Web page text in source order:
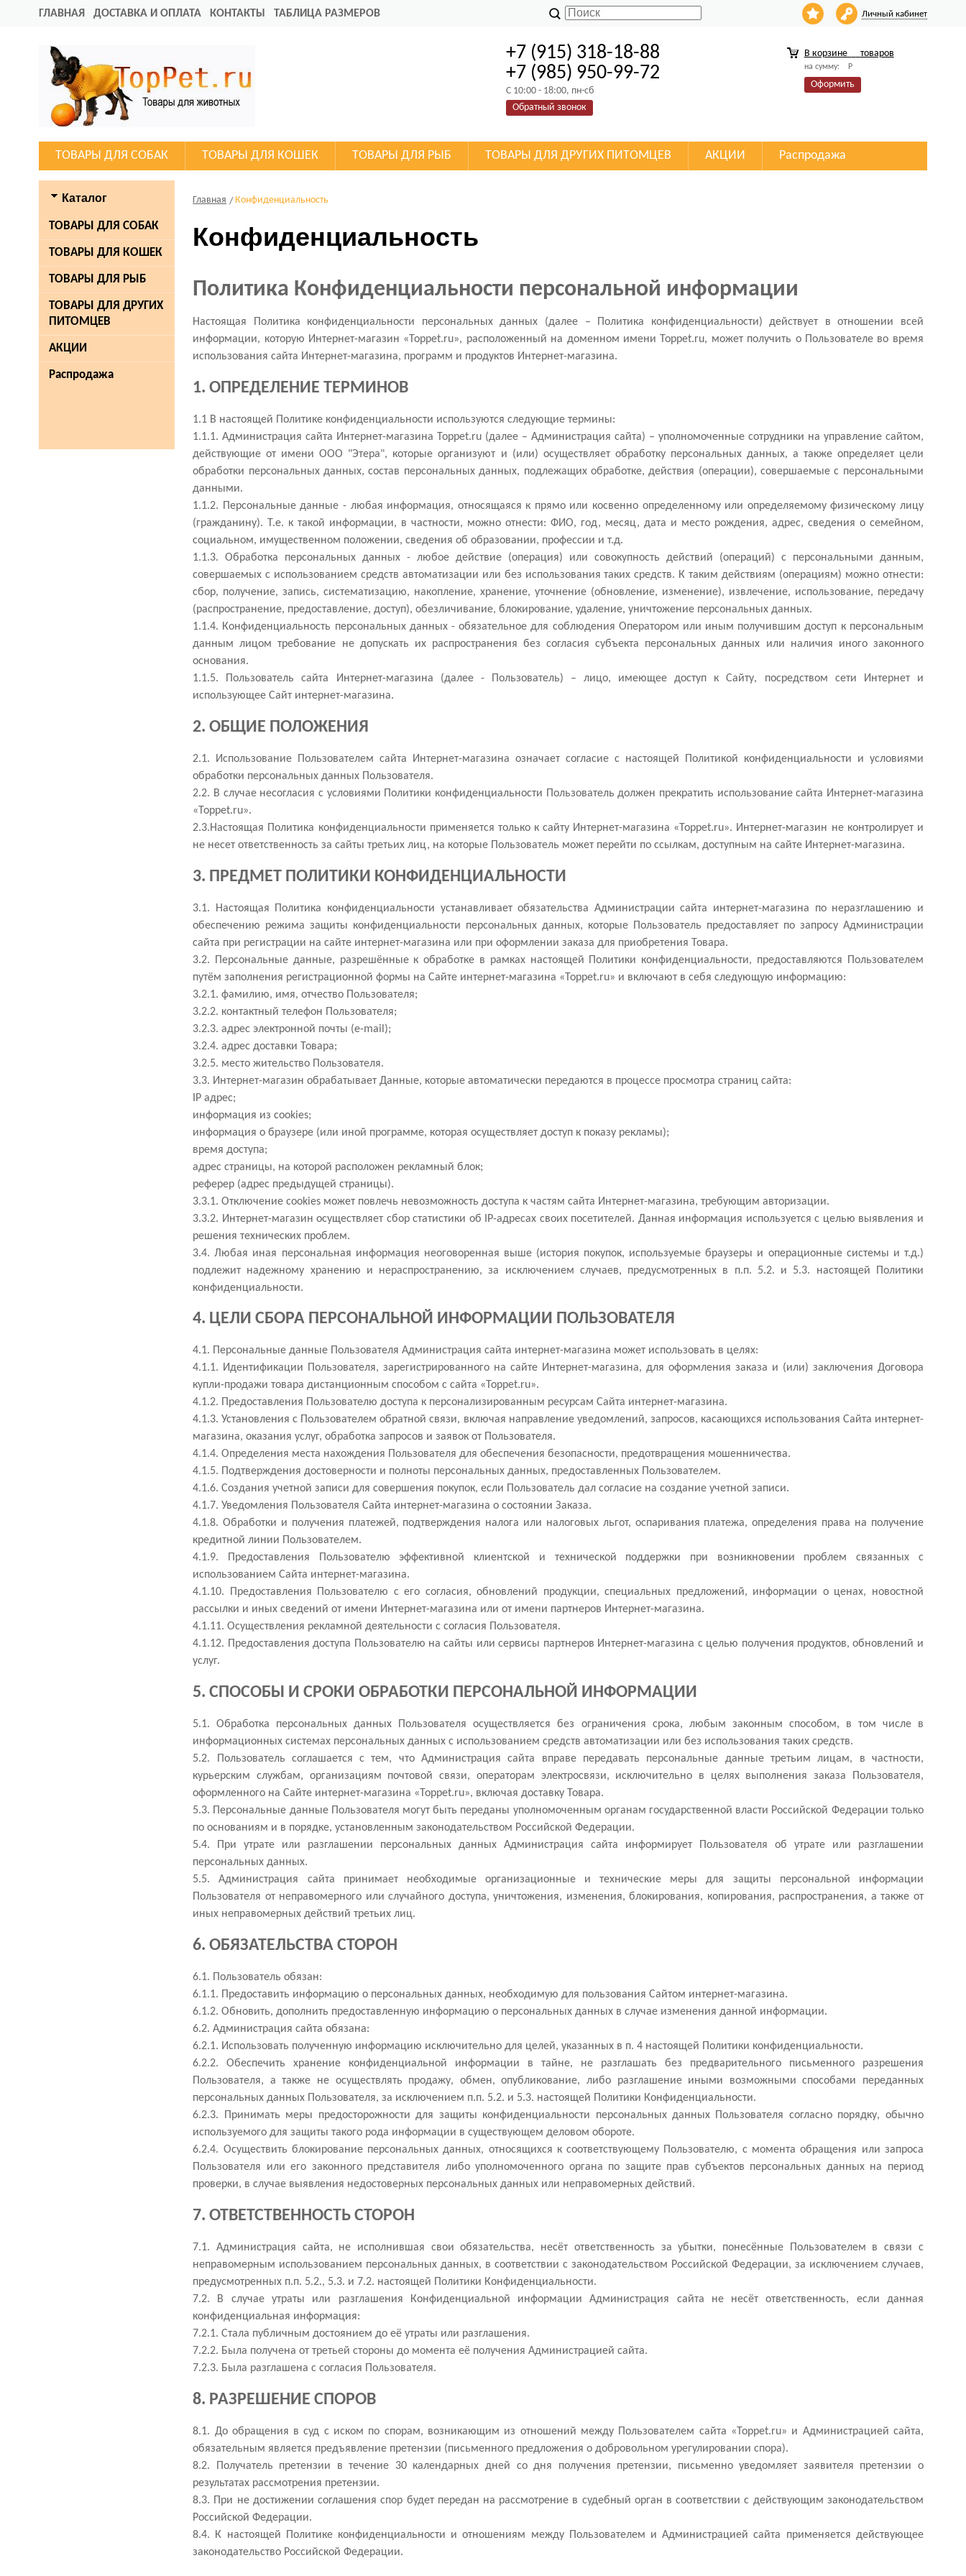
ГЛАВНАЯ ДОСТАВКА И ОПЛАТА КОНТАКТЫ ТАБЛИЦА РАЗМЕРОВ Личный кабинет
+7 (915) 318-18-88
+7 (985) 950-99-72
C 10:00 - 18:00, пн-сб
Обратный звонок
В корзине товаров
на сумму: Р
Оформить
ТОВАРЫ ДЛЯ СОБАК ТОВАРЫ ДЛЯ КОШЕК ТОВАРЫ ДЛЯ РЫБ ТОВАРЫ ДЛЯ ДРУГИХ ПИТОМЦЕВ АКЦИИ Распродажа
Каталог
ТОВАРЫ ДЛЯ СОБАК
ТОВАРЫ ДЛЯ КОШЕК
ТОВАРЫ ДЛЯ РЫБ
ТОВАРЫ ДЛЯ ДРУГИХ
ПИТОМЦЕВ
АКЦИИ
Распродажа
Главная Конфиденциальность
Конфиденциальность
Политика Конфиденциальности персональной информации
Настоящая Политика конфиденциальности персональных данных (далее – Политика конфиденциальности) действует в отношении всей
информации, которую Интернет-магазин «Toppet.ru», расположенный на доменном имени Toppet.ru, может получить о Пользователе во время
использования сайта Интернет-магазина, программ и продуктов Интернет-магазина.
1. ОПРЕДЕЛЕНИЕ ТЕРМИНОВ
1.1 В настоящей Политике конфиденциальности используются следующие термины:
1.1.1. Администрация сайта Интернет-магазина Toppet.ru (далее – Администрация сайта) – уполномоченные сотрудники на управление сайтом,
действующие от имени ООО "Этера", которые организуют и (или) осуществляет обработку персональных данных, а также определяет цели
обработки персональных данных, состав персональных данных, подлежащих обработке, действия (операции), совершаемые с персональными
данными.
1.1.2. Персональные данные - любая информация, относящаяся к прямо или косвенно определенному или определяемому физическому лицу
(гражданину). Т.е. к такой информации, в частности, можно отнести: ФИО, год, месяц, дата и место рождения, адрес, сведения о семейном,
социальном, имущественном положении, сведения об образовании, профессии и т.д.
1.1.3. Обработка персональных данных - любое действие (операция) или совокупность действий (операций) с персональными данным,
совершаемых с использованием средств автоматизации или без использования таких средств. К таким действиям (операциям) можно отнести:
сбор, получение, запись, систематизацию, накопление, хранение, уточнение (обновление, изменение), извлечение, использование, передачу
(распространение, предоставление, доступ), обезличивание, блокирование, удаление, уничтожение персональных данных.
1.1.4. Конфиденциальность персональных данных - обязательное для соблюдения Оператором или иным получившим доступ к персональным
данным лицом требование не допускать их распространения без согласия субъекта персональных данных или наличия иного законного
основания.
1.1.5. Пользователь сайта Интернет-магазина (далее - Пользователь) – лицо, имеющее доступ к Сайту, посредством сети Интернет и
использующее Сайт интернет-магазина.
2. ОБЩИЕ ПОЛОЖЕНИЯ
2.1. Использование Пользователем сайта Интернет-магазина означает согласие с настоящей Политикой конфиденциальности и условиями
обработки персональных данных Пользователя.
2.2. В случае несогласия с условиями Политики конфиденциальности Пользователь должен прекратить использование сайта Интернет-магазина
«Toppet.ru».
2.3.Настоящая Политика конфиденциальности применяется только к сайту Интернет-магазина «Toppet.ru». Интернет-магазин не контролирует и
не несет ответственность за сайты третьих лиц, на которые Пользователь может перейти по ссылкам, доступным на сайте Интернет-магазина.
3. ПРЕДМЕТ ПОЛИТИКИ КОНФИДЕНЦИАЛЬНОСТИ
3.1. Настоящая Политика конфиденциальности устанавливает обязательства Администрации сайта интернет-магазина по неразглашению и
обеспечению режима защиты конфиденциальности персональных данных, которые Пользователь предоставляет по запросу Администрации
сайта при регистрации на сайте интернет-магазина или при оформлении заказа для приобретения Товара.
3.2. Персональные данные, разрешённые к обработке в рамках настоящей Политики конфиденциальности, предоставляются Пользователем
путём заполнения регистрационной формы на Сайте интернет-магазина «Toppet.ru» и включают в себя следующую информацию:
3.2.1. фамилию, имя, отчество Пользователя;
3.2.2. контактный телефон Пользователя;
3.2.3. адрес электронной почты (e-mail);
3.2.4. адрес доставки Товара;
3.2.5. место жительство Пользователя.
3.3. Интернет-магазин обрабатывает Данные, которые автоматически передаются в процессе просмотра страниц сайта:
IP адрес;
информация из cookies;
информация о браузере (или иной программе, которая осуществляет доступ к показу рекламы);
время доступа;
адрес страницы, на которой расположен рекламный блок;
реферер (адрес предыдущей страницы).
3.3.1. Отключение cookies может повлечь невозможность доступа к частям сайта Интернет-магазина, требующим авторизации.
3.3.2. Интернет-магазин осуществляет сбор статистики об IP-адресах своих посетителей. Данная информация используется с целью выявления и
решения технических проблем.
3.4. Любая иная персональная информация неоговоренная выше (история покупок, используемые браузеры и операционные системы и т.д.)
подлежит надежному хранению и нераспространению, за исключением случаев, предусмотренных в п.п. 5.2. и 5.3. настоящей Политики
конфиденциальности.
4. ЦЕЛИ СБОРА ПЕРСОНАЛЬНОЙ ИНФОРМАЦИИ ПОЛЬЗОВАТЕЛЯ
4.1. Персональные данные Пользователя Администрация сайта интернет-магазина может использовать в целях:
4.1.1. Идентификации Пользователя, зарегистрированного на сайте Интернет-магазина, для оформления заказа и (или) заключения Договора
купли-продажи товара дистанционным способом с сайта «Toppet.ru».
4.1.2. Предоставления Пользователю доступа к персонализированным ресурсам Сайта интернет-магазина.
4.1.3. Установления с Пользователем обратной связи, включая направление уведомлений, запросов, касающихся использования Сайта интернет-
магазина, оказания услуг, обработка запросов и заявок от Пользователя.
4.1.4. Определения места нахождения Пользователя для обеспечения безопасности, предотвращения мошенничества.
4.1.5. Подтверждения достоверности и полноты персональных данных, предоставленных Пользователем.
4.1.6. Создания учетной записи для совершения покупок, если Пользователь дал согласие на создание учетной записи.
4.1.7. Уведомления Пользователя Сайта интернет-магазина о состоянии Заказа.
4.1.8. Обработки и получения платежей, подтверждения налога или налоговых льгот, оспаривания платежа, определения права на получение
кредитной линии Пользователем.
4.1.9. Предоставления Пользователю эффективной клиентской и технической поддержки при возникновении проблем связанных с
использованием Сайта интернет-магазина.
4.1.10. Предоставления Пользователю с его согласия, обновлений продукции, специальных предложений, информации о ценах, новостной
рассылки и иных сведений от имени Интернет-магазина или от имени партнеров Интернет-магазина.
4.1.11. Осуществления рекламной деятельности с согласия Пользователя.
4.1.12. Предоставления доступа Пользователю на сайты или сервисы партнеров Интернет-магазина с целью получения продуктов, обновлений и
услуг.
5. СПОСОБЫ И СРОКИ ОБРАБОТКИ ПЕРСОНАЛЬНОЙ ИНФОРМАЦИИ
5.1. Обработка персональных данных Пользователя осуществляется без ограничения срока, любым законным способом, в том числе в
информационных системах персональных данных с использованием средств автоматизации или без использования таких средств.
5.2. Пользователь соглашается с тем, что Администрация сайта вправе передавать персональные данные третьим лицам, в частности,
курьерским службам, организациям почтовой связи, операторам электросвязи, исключительно в целях выполнения заказа Пользователя,
оформленного на Сайте интернет-магазина «Toppet.ru», включая доставку Товара.
5.3. Персональные данные Пользователя могут быть переданы уполномоченным органам государственной власти Российской Федерации только
по основаниям и в порядке, установленным законодательством Российской Федерации.
5.4. При утрате или разглашении персональных данных Администрация сайта информирует Пользователя об утрате или разглашении
персональных данных.
5.5. Администрация сайта принимает необходимые организационные и технические меры для защиты персональной информации
Пользователя от неправомерного или случайного доступа, уничтожения, изменения, блокирования, копирования, распространения, а также от
иных неправомерных действий третьих лиц.
6. ОБЯЗАТЕЛЬСТВА СТОРОН
6.1. Пользователь обязан:
6.1.1. Предоставить информацию о персональных данных, необходимую для пользования Сайтом интернет-магазина.
6.1.2. Обновить, дополнить предоставленную информацию о персональных данных в случае изменения данной информации.
6.2. Администрация сайта обязана:
6.2.1. Использовать полученную информацию исключительно для целей, указанных в п. 4 настоящей Политики конфиденциальности.
6.2.2. Обеспечить хранение конфиденциальной информации в тайне, не разглашать без предварительного письменного разрешения
Пользователя, а также не осуществлять продажу, обмен, опубликование, либо разглашение иными возможными способами переданных
персональных данных Пользователя, за исключением п.п. 5.2. и 5.3. настоящей Политики Конфиденциальности.
6.2.3. Принимать меры предосторожности для защиты конфиденциальности персональных данных Пользователя согласно порядку, обычно
используемого для защиты такого рода информации в существующем деловом обороте.
6.2.4. Осуществить блокирование персональных данных, относящихся к соответствующему Пользователю, с момента обращения или запроса
Пользователя или его законного представителя либо уполномоченного органа по защите прав субъектов персональных данных на период
проверки, в случае выявления недостоверных персональных данных или неправомерных действий.
7. ОТВЕТСТВЕННОСТЬ СТОРОН
7.1. Администрация сайта, не исполнившая свои обязательства, несёт ответственность за убытки, понесённые Пользователем в связи с
неправомерным использованием персональных данных, в соответствии с законодательством Российской Федерации, за исключением случаев,
предусмотренных п.п. 5.2., 5.3. и 7.2. настоящей Политики Конфиденциальности.
7.2. В случае утраты или разглашения Конфиденциальной информации Администрация сайта не несёт ответственность, если данная
конфиденциальная информация:
7.2.1. Стала публичным достоянием до её утраты или разглашения.
7.2.2. Была получена от третьей стороны до момента её получения Администрацией сайта.
7.2.3. Была разглашена с согласия Пользователя.
8. РАЗРЕШЕНИЕ СПОРОВ
8.1. До обращения в суд с иском по спорам, возникающим из отношений между Пользователем сайта «Toppet.ru» и Администрацией сайта,
обязательным является предъявление претензии (письменного предложения о добровольном урегулировании спора).
8.2. Получатель претензии в течение 30 календарных дней со дня получения претензии, письменно уведомляет заявителя претензии о
результатах рассмотрения претензии.
8.3. При не достижении соглашения спор будет передан на рассмотрение в судебный орган в соответствии с действующим законодательством
Российской Федерации.
8.4. К настоящей Политике конфиденциальности и отношениям между Пользователем и Администрацией сайта применяется действующее
законодательство Российской Федерации.